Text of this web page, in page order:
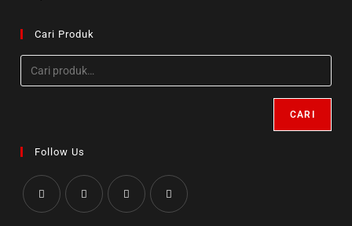
Cari Produk
CARI
Follow Us